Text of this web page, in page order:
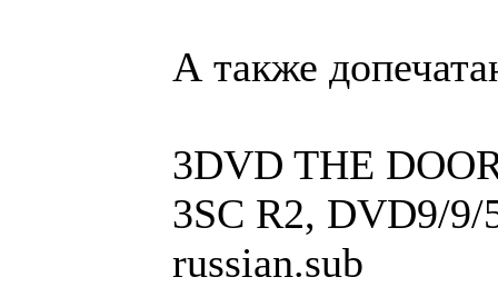
А также
3DVD THE
3SC R2, DVD9/
russian.sub